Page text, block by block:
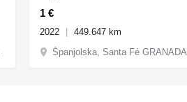
1 €
2022
449.647 km
Španjolska, Santa Fé GRANADA